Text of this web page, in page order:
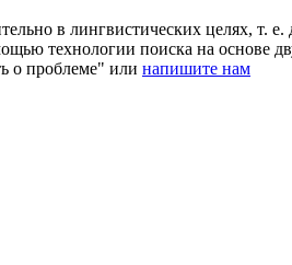
в лингвистических целях, т.
технологии поиска на
о проблеме" или напишите нам